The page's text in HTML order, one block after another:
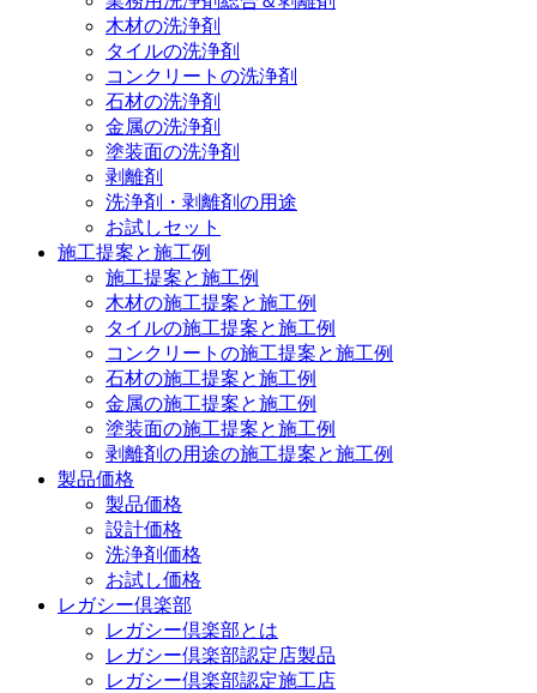
木材の洗浄剤
タイルの洗浄剤
コンクリートの洗浄剤
石材の洗浄剤
金属の洗浄剤
塗装面の洗浄剤
剥離剤
洗浄剤・剥離剤の用途
お試しセット
施工提案と施工例
施工提案と施工例
木材の施工提案と施工例
タイルの施工提案と施工例
コンクリートの施工提案と施工例
石材の施工提案と施工例
金属の施工提案と施工例
塗装面の施工提案と施工例
剥離剤の用途の施工提案と施工例
製品価格
製品価格
設計価格
洗浄剤価格
お試し価格
レガシー倶楽部
レガシー倶楽部とは
レガシー倶楽部認定店製品
レガシー倶楽部認定施工店